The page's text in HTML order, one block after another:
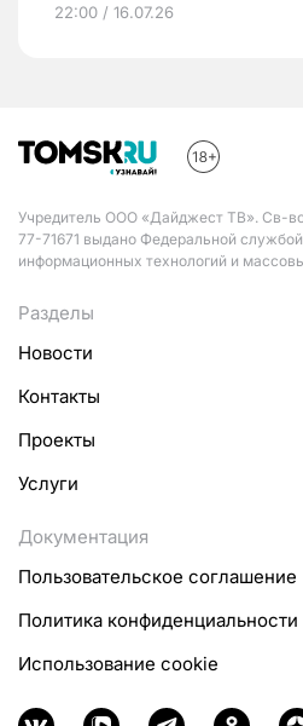
22:00 / 16.07.26
Учредитель ООО «Дайджест ТВ». Св-
77-71671 выдано Федеральной
информационных технологий и
Разделы
Новости
Контакты
Проекты
Услуги
Документация
Пользовательское соглашение
Политика конфиденциальности
Использование cookie